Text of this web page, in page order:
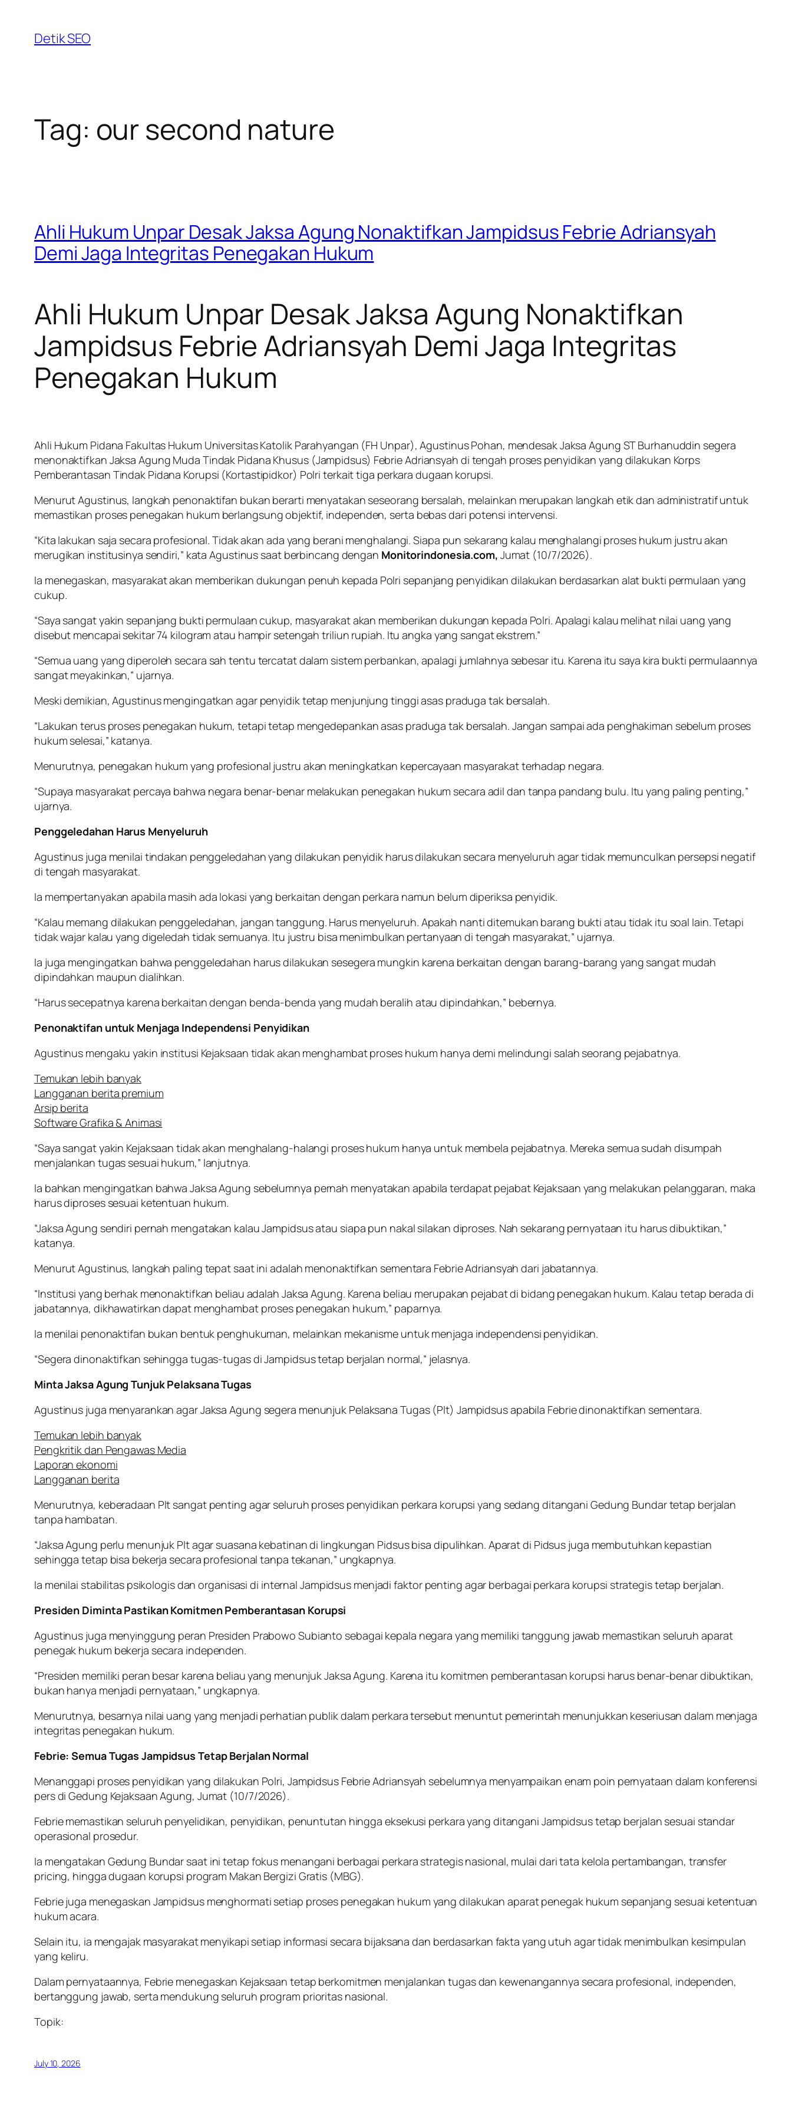
content
Detik SEO
Tag: our second nature
Ahli Hukum Unpar Desak Jaksa Agung Nonaktifkan Jampidsus Febrie Adriansyah
Demi Jaga Integritas Penegakan Hukum
Ahli Hukum Unpar Desak Jaksa Agung Nonaktifkan
Jampidsus Febrie Adriansyah Demi Jaga Integritas
Penegakan Hukum
Ahli Hukum Pidana Fakultas Hukum Universitas Katolik Parahyangan (FH Unpar), Agustinus Pohan, mendesak Jaksa Agung ST Burhanuddin segera
menonaktifkan Jaksa Agung Muda Tindak Pidana Khusus (Jampidsus) Febrie Adriansyah di tengah proses penyidikan yang dilakukan Korps
Pemberantasan Tindak Pidana Korupsi (Kortastipidkor) Polri terkait tiga perkara dugaan korupsi.
Menurut Agustinus, langkah penonaktifan bukan berarti menyatakan seseorang bersalah, melainkan merupakan langkah etik dan administratif untuk
memastikan proses penegakan hukum berlangsung objektif, independen, serta bebas dari potensi intervensi.
“Kita lakukan saja secara profesional. Tidak akan ada yang berani menghalangi. Siapa pun sekarang kalau menghalangi proses hukum justru akan
merugikan institusinya sendiri,” kata Agustinus saat berbincang dengan Monitorindonesia.com, Jumat (10/7/2026).
Ia menegaskan, masyarakat akan memberikan dukungan penuh kepada Polri sepanjang penyidikan dilakukan berdasarkan alat bukti permulaan yang
cukup.
“Saya sangat yakin sepanjang bukti permulaan cukup, masyarakat akan memberikan dukungan kepada Polri. Apalagi kalau melihat nilai uang yang
disebut mencapai sekitar 74 kilogram atau hampir setengah triliun rupiah. Itu angka yang sangat ekstrem.”
“Semua uang yang diperoleh secara sah tentu tercatat dalam sistem perbankan, apalagi jumlahnya sebesar itu. Karena itu saya kira bukti permulaannya
sangat meyakinkan,” ujarnya.
Meski demikian, Agustinus mengingatkan agar penyidik tetap menjunjung tinggi asas praduga tak bersalah.
“Lakukan terus proses penegakan hukum, tetapi tetap mengedepankan asas praduga tak bersalah. Jangan sampai ada penghakiman sebelum proses
hukum selesai,” katanya.
Menurutnya, penegakan hukum yang profesional justru akan meningkatkan kepercayaan masyarakat terhadap negara.
“Supaya masyarakat percaya bahwa negara benar-benar melakukan penegakan hukum secara adil dan tanpa pandang bulu. Itu yang paling penting,”
ujarnya.
Penggeledahan Harus Menyeluruh
Agustinus juga menilai tindakan penggeledahan yang dilakukan penyidik harus dilakukan secara menyeluruh agar tidak memunculkan persepsi negatif
di tengah masyarakat.
Ia mempertanyakan apabila masih ada lokasi yang berkaitan dengan perkara namun belum diperiksa penyidik.
“Kalau memang dilakukan penggeledahan, jangan tanggung. Harus menyeluruh. Apakah nanti ditemukan barang bukti atau tidak itu soal lain. Tetapi
tidak wajar kalau yang digeledah tidak semuanya. Itu justru bisa menimbulkan pertanyaan di tengah masyarakat,” ujarnya.
Ia juga mengingatkan bahwa penggeledahan harus dilakukan sesegera mungkin karena berkaitan dengan barang-barang yang sangat mudah
dipindahkan maupun dialihkan.
“Harus secepatnya karena berkaitan dengan benda-benda yang mudah beralih atau dipindahkan,” bebernya.
Penonaktifan untuk Menjaga Independensi Penyidikan
Agustinus mengaku yakin institusi Kejaksaan tidak akan menghambat proses hukum hanya demi melindungi salah seorang pejabatnya.
Temukan lebih banyak
Langganan berita premium
Arsip berita
Software Grafika & Animasi
“Saya sangat yakin Kejaksaan tidak akan menghalang-halangi proses hukum hanya untuk membela pejabatnya. Mereka semua sudah disumpah
menjalankan tugas sesuai hukum,” lanjutnya.
Ia bahkan mengingatkan bahwa Jaksa Agung sebelumnya pernah menyatakan apabila terdapat pejabat Kejaksaan yang melakukan pelanggaran, maka
harus diproses sesuai ketentuan hukum.
“Jaksa Agung sendiri pernah mengatakan kalau Jampidsus atau siapa pun nakal silakan diproses. Nah sekarang pernyataan itu harus dibuktikan,”
katanya.
Menurut Agustinus, langkah paling tepat saat ini adalah menonaktifkan sementara Febrie Adriansyah dari jabatannya.
“Institusi yang berhak menonaktifkan beliau adalah Jaksa Agung. Karena beliau merupakan pejabat di bidang penegakan hukum. Kalau tetap berada di
jabatannya, dikhawatirkan dapat menghambat proses penegakan hukum,” paparnya.
Ia menilai penonaktifan bukan bentuk penghukuman, melainkan mekanisme untuk menjaga independensi penyidikan.
“Segera dinonaktifkan sehingga tugas-tugas di Jampidsus tetap berjalan normal,” jelasnya.
Minta Jaksa Agung Tunjuk Pelaksana Tugas
Agustinus juga menyarankan agar Jaksa Agung segera menunjuk Pelaksana Tugas (Plt) Jampidsus apabila Febrie dinonaktifkan sementara.
Temukan lebih banyak
Pengkritik dan Pengawas Media
Laporan ekonomi
Langganan berita
Menurutnya, keberadaan Plt sangat penting agar seluruh proses penyidikan perkara korupsi yang sedang ditangani Gedung Bundar tetap berjalan
tanpa hambatan.
“Jaksa Agung perlu menunjuk Plt agar suasana kebatinan di lingkungan Pidsus bisa dipulihkan. Aparat di Pidsus juga membutuhkan kepastian
sehingga tetap bisa bekerja secara profesional tanpa tekanan,” ungkapnya.
Ia menilai stabilitas psikologis dan organisasi di internal Jampidsus menjadi faktor penting agar berbagai perkara korupsi strategis tetap berjalan.
Presiden Diminta Pastikan Komitmen Pemberantasan Korupsi
Agustinus juga menyinggung peran Presiden Prabowo Subianto sebagai kepala negara yang memiliki tanggung jawab memastikan seluruh aparat
penegak hukum bekerja secara independen.
“Presiden memiliki peran besar karena beliau yang menunjuk Jaksa Agung. Karena itu komitmen pemberantasan korupsi harus benar-benar dibuktikan,
bukan hanya menjadi pernyataan,” ungkapnya.
Menurutnya, besarnya nilai uang yang menjadi perhatian publik dalam perkara tersebut menuntut pemerintah menunjukkan keseriusan dalam menjaga
integritas penegakan hukum.
Febrie: Semua Tugas Jampidsus Tetap Berjalan Normal
Menanggapi proses penyidikan yang dilakukan Polri, Jampidsus Febrie Adriansyah sebelumnya menyampaikan enam poin pernyataan dalam konferensi
pers di Gedung Kejaksaan Agung, Jumat (10/7/2026).
Febrie memastikan seluruh penyelidikan, penyidikan, penuntutan hingga eksekusi perkara yang ditangani Jampidsus tetap berjalan sesuai standar
operasional prosedur.
Ia mengatakan Gedung Bundar saat ini tetap fokus menangani berbagai perkara strategis nasional, mulai dari tata kelola pertambangan, transfer
pricing, hingga dugaan korupsi program Makan Bergizi Gratis (MBG).
Febrie juga menegaskan Jampidsus menghormati setiap proses penegakan hukum yang dilakukan aparat penegak hukum sepanjang sesuai ketentuan
hukum acara.
Selain itu, ia mengajak masyarakat menyikapi setiap informasi secara bijaksana dan berdasarkan fakta yang utuh agar tidak menimbulkan kesimpulan
yang keliru.
Dalam pernyataannya, Febrie menegaskan Kejaksaan tetap berkomitmen menjalankan tugas dan kewenangannya secara profesional, independen,
bertanggung jawab, serta mendukung seluruh program prioritas nasional.
Topik:
July 10, 2026